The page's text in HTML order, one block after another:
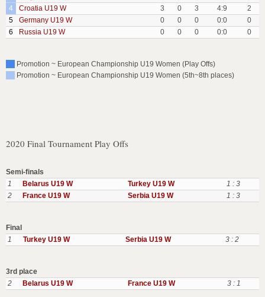
4
Croatia U19 W 3 0 3 4:9
2
5
Germany U19 W 0 0 0 0:0
0
6
Russia U19 W 0 0 0 0:0 0
Promotion ~ European Championship U19 Women (Play Offs)
Promotion ~ European Championship U19 Women (5th~8th places)
2020 Final Tournament Play Offs
Semi-finals
1
Belarus U19 W Turkey U19 W
1 : 3
2
France U19 W Serbia U19 W 1 : 3
Final
1
Turkey U19 W Serbia U19 W 3 : 2
3rd place
2
Belarus U19 W France U19 W 3 : 1